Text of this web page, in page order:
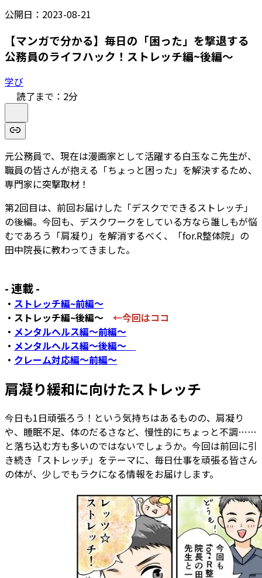
公開日： 2023-08-21
【マンガで分かる】毎日の「困った」を撃退する
公務員のライフハック！ストレッチ編~後編～
学び
読了まで： 2分
元公務員で、現在は漫画家として活躍する白玉なこ先生が、
職員の皆さんが抱える「ちょっと困った」を解決するため、
専門家に突撃取材！
第2回目は、前回お届けした「デスクでできるストレッチ」
の後編。今回も、デスクワークをしている方なら誰しもが悩
むであろう「肩凝り」を解消するべく、「for.R整体院」の
田中院長に教わってきました。
- 連載 -
・ ストレッチ編~前編～
・ストレッチ編~後編～ ←今回はココ
・ メンタルヘルス編～前編～
・ メンタルヘルス編～後編～
・ クレーム対応編～前編～
肩凝り緩和に向けたストレッチ
今日も1日頑張ろう！という気持ちはあるものの、肩凝り
や、睡眠不足、体のだるさなど、慢性的にちょっと不調……
と落ち込む方も多いのではないでしょうか。今回は前回に引
き続き「ストレッチ」をテーマに、毎日仕事を頑張る皆さん
の体が、少しでもラクになる情報をお届けします。